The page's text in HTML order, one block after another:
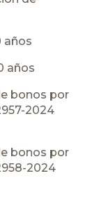
años
años
bonos por
2024
bonos por
2024